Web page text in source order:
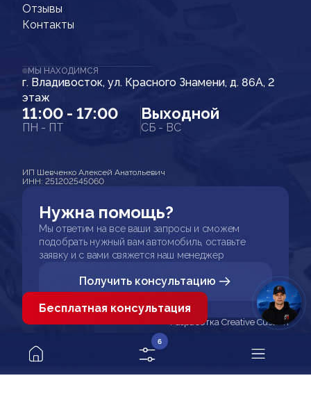
Отзывы
Контакты
МЫ НАХОДИМСЯ
г. Владивосток, ул. Красного Знамени, д. 86А, 2
этаж
11:00 - 17:00
ПН - ПТ
Выходной
СБ - ВС
ИП Шевченко Алексей Анатольевич
ИНН: 251202545060
Нужна помощь?
Мы ответим на все ваши запросы и сможем
подобрать нужный вам автомобиль, оставьте
заявку и с вами свяжется наш менеджер
Получить консультацию
Разработка Creative Custom
6
Бесплатная консультация